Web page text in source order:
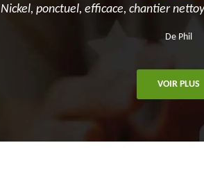
Nickel, ponctuel, efficace, chantier
De Phil
VOIR PLUS